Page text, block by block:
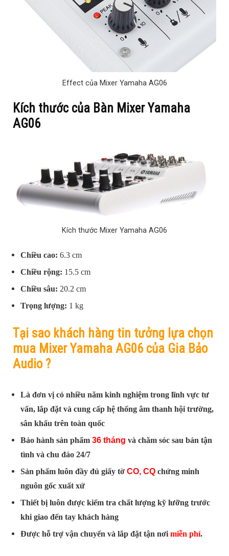
Effect của Mixer Yamaha AG06
Kích thước của Bàn Mixer Yamaha
AG06
Kích thước Mixer Yamaha AG06
Chiều cao: 6.3 cm
Chiều rộng: 15.5 cm
Chiều sâu: 20.2 cm
Trọng lượng: 1 kg
Tại sao khách hàng tin tưởng lựa chọn
mua Mixer Yamaha AG06 của Gia Bảo
Audio ?
Là đơn vị có nhiều năm kinh nghiệm trong lĩnh vực tư
vấn, lắp đặt và cung cấp hệ thống âm thanh hội trường,
sân khấu trên toàn quốc
Bảo hành sản phẩm 36 tháng và chăm sóc sau bán tận
tình và chu đáo 24/7
Sản phẩm luôn đầy đủ giấy tờ CO, CQ chứng minh
nguôn gốc xuất xứ
Thiết bị luôn được kiểm tra chất lượng kỹ lưỡng trước
khi giao đến tay khách hàng
Được hỗ trợ vận chuyển và lắp đặt tận nơi miễn phí.